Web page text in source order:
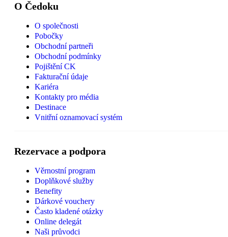
O Čedoku
O společnosti
Pobočky
Obchodní partneři
Obchodní podmínky
Pojištění CK
Fakturační údaje
Kariéra
Kontakty pro média
Destinace
Vnitřní oznamovací systém
Rezervace a podpora
Věrnostní program
Doplňkové služby
Benefity
Dárkové vouchery
Často kladené otázky
Online delegát
Naši průvodci